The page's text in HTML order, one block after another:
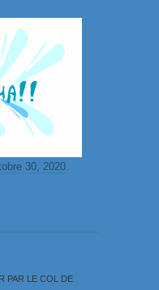
30, 2020.
PAR LE COL DE